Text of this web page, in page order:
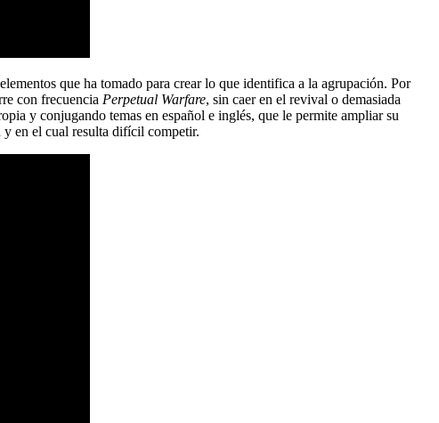
que ha tomado para crear lo que identifica a la agrupación. Por
con frecuencia Perpetual Warfare, sin caer en el revival o demasiada
y conjugando temas en español e inglés, que le permite ampliar su
y en el cual resulta difícil competir.